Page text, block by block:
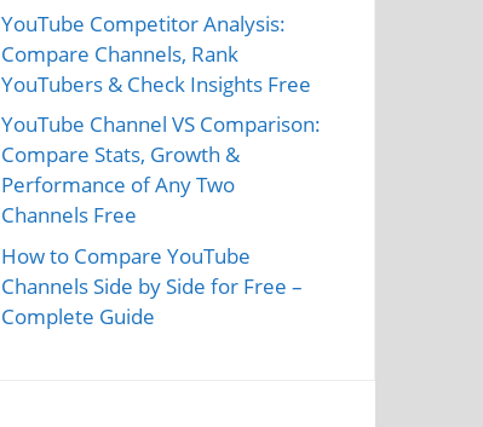
YouTube Competitor Analysis:
Compare Channels, Rank
YouTubers & Check Insights Free
YouTube Channel VS Comparison:
Compare Stats, Growth &
Performance of Any Two
Channels Free
How to Compare YouTube
Channels Side by Side for Free –
Complete Guide